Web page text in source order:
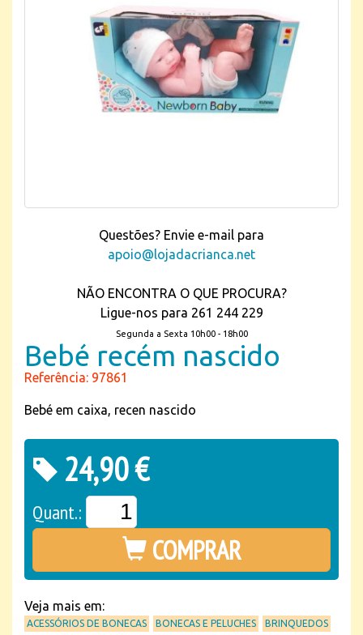
Questões? Envie e-mail para
apoio@lojadacrianca.net
NÃO ENCONTRA O QUE PROCURA?
Ligue-nos para 261 244 229
Segunda a Sexta 10h00 - 18h00
Bebé recém nascido
Referência: 97861
Bebé em caixa, recen nascido
24,90 €
Quant.:
COMPRAR
Veja mais em:
ACESSÓRIOS DE BONECAS BONECAS E PELUCHES BRINQUEDOS